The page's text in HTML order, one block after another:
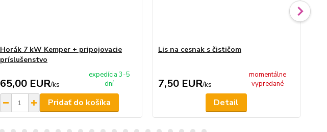
Horák 7 kW Kemper + pripojovacie
príslušenstvo
65,00 EUR/ks
expedícia 3-5
dní
Pridať do košíka
Lis na cesnak s čističom
7,50 EUR/ks
momentálne
vypredané
Detail